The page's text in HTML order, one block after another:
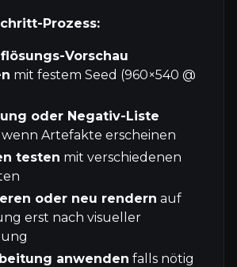
Prozess:
Vorschau
mit festem Seed (960×540 @
oder Negativ-Liste
wenn Artefakte erscheinen
testen mit verschiedenen
oder neu rendern auf
erst nach visueller
anwenden falls nötig